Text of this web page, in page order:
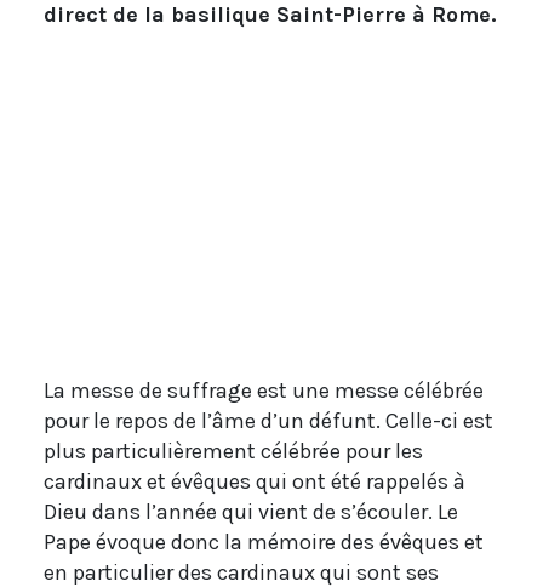
direct de la basilique Saint-Pierre à Rome.
La messe de suffrage est une messe célébrée
pour le repos de l’âme d’un défunt. Celle-ci est
plus particulièrement célébrée pour les
cardinaux et évêques qui ont été rappelés à
Dieu dans l’année qui vient de s’écouler. Le
Pape évoque donc la mémoire des évêques et
en particulier des cardinaux qui sont ses